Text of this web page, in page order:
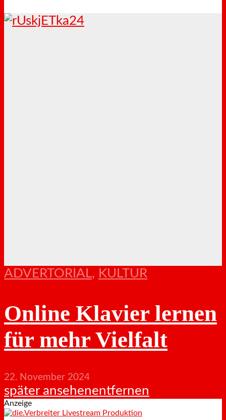
ADVERTORIAL, KULTUR
Online Klavier lernen
für mehr Vielfalt
22. November 2024
später ansehenentfernen
Anzeige